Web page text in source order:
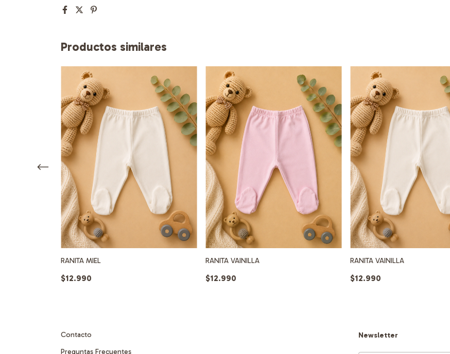
Productos similares
RANITA MIEL
$12.990
RANITA VAINILLA
$12.990
RANITA VAINILLA
$12.990
Contacto
Preguntas Frecuentes
Newsletter